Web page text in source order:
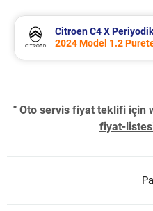
Citroen C4 X
2024 Model 1.2
" Oto servis fiyat teklifi için
fiyat-